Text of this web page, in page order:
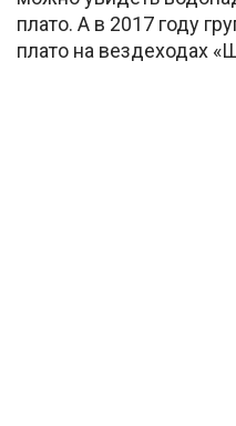
плато. А в 2017 году
плато на вездеходах